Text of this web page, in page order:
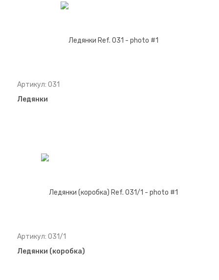
Артикул: 031
Ледянки
Артикул: 031/1
Ледянки (коробка)